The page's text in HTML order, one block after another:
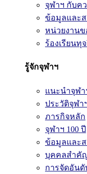
จุฬาฯ กับค
ข้อมูลและ
หน่วยงานข
ร้องเรียนทุ
รู้จักจุฬาฯ
แนะนำจุฬา
ประวัติจุฬา
ภารกิจหลัก
จุฬาฯ 100 ปี
ข้อมูลและ
บุคคลสำคั
การจัดอัน